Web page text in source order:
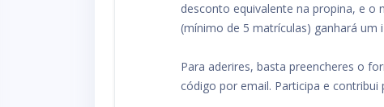
desconto equivalente na propina, e o
(mínimo de 5 matrículas) ganhará um
Para aderires, basta preencheres o
código por email. Participa e